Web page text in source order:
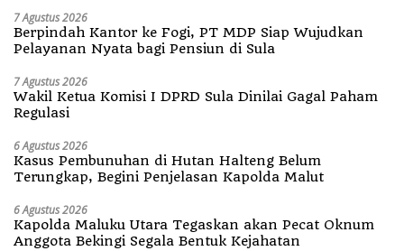
7 Agustus 2026
Berpindah Kantor ke Fogi, PT MDP Siap Wujudkan
Pelayanan Nyata bagi Pensiun di Sula
7 Agustus 2026
Wakil Ketua Komisi I DPRD Sula Dinilai Gagal Paham
Regulasi
6 Agustus 2026
Kasus Pembunuhan di Hutan Halteng Belum
Terungkap, Begini Penjelasan Kapolda Malut
6 Agustus 2026
Kapolda Maluku Utara Tegaskan akan Pecat Oknum
Anggota Bekingi Segala Bentuk Kejahatan